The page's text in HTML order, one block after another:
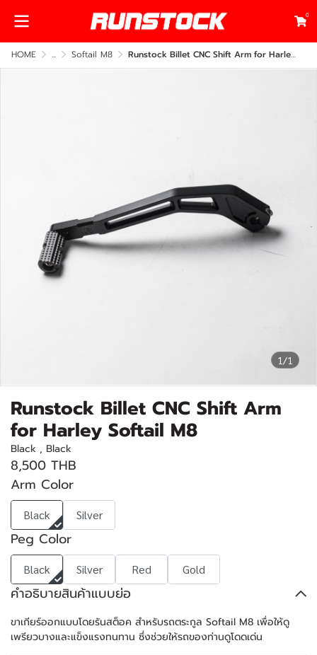
0
HOME ... Softail M8 Runstock Billet CNC Shift Arm for Harley Softail M8
1/1
Runstock Billet CNC Shift Arm
for Harley Softail M8
Black , Black
8,500 THB
Arm Color
Black Silver
Peg Color
Black Silver Red Gold
คำอธิบายสินค้าแบบย่อ
ขาเกียร์ออกแบบโดยรันสต็อค สำหรับรถตระกูล Softail M8 เพื่อให้ดู
เพรียวบางและแข็งแรงทนทาน ซึ่งช่วยให้รถของท่านดูโดดเด่น